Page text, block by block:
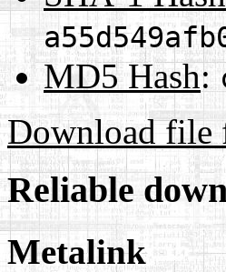
MD5 Hash:
Download file
Reliable
Metalink